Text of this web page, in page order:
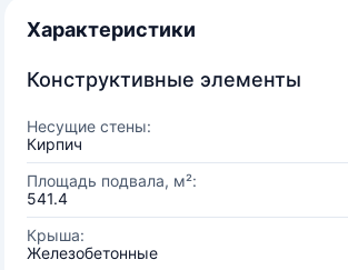
Характеристики
Конструктивные элементы
Несущие стены:
Кирпич
Площадь подвала, м²:
541.4
Крыша:
Железобетонные